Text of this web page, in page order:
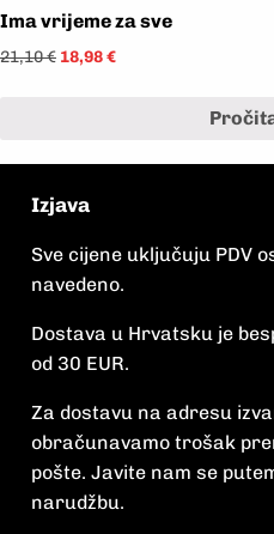
Ima vrijeme za sve
21,10€ 18,98€
Izjava
Sve cijene uključuju PDV
navedeno.
Dostava u Hrvatsku je
od 30 EUR.
Za dostavu na adresu
obračunavamo trošak
pošte. Javite nam se
narudžbu.